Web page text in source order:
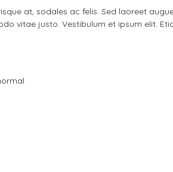
at, sodales ac felis. Sed laoreet
vitae justo. Vestibulum et ipsum elit.